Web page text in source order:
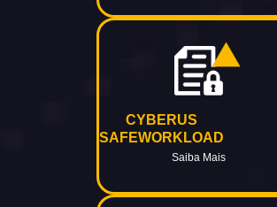
CYBERUS
SAFEWORKLOAD
Saiba Mais